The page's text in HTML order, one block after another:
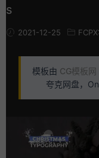
s
2021-12-25
模板由 CG模板网
夸克网盘，